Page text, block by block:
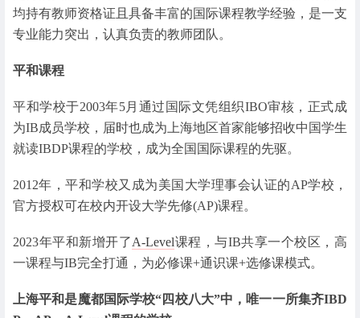
均持有教师资格证且具备丰富的国际课程教学经验，是一支
专业能力突出，认真负责的教师团队。
平和课程
平和学校于2003年5月通过国际文凭组织IBO审核，正式成
为IB成员学校，届时也成为上海地区首家能够招收中国学生
就读IBDP课程的学校，成为全国国际课程的先驱。
2012年，平和学校又成为美国大学理事会认证的AP学校，
官方授权可在校内开设大学先修(AP)课程。
2023年平和新增开了A-Level课程，与IB共享一个校区，高
一课程与IB完全打通，为必修课+通识课+选修课模式。
上海平和是魔都国际学校“四校八大”中，唯一一所集齐IBD